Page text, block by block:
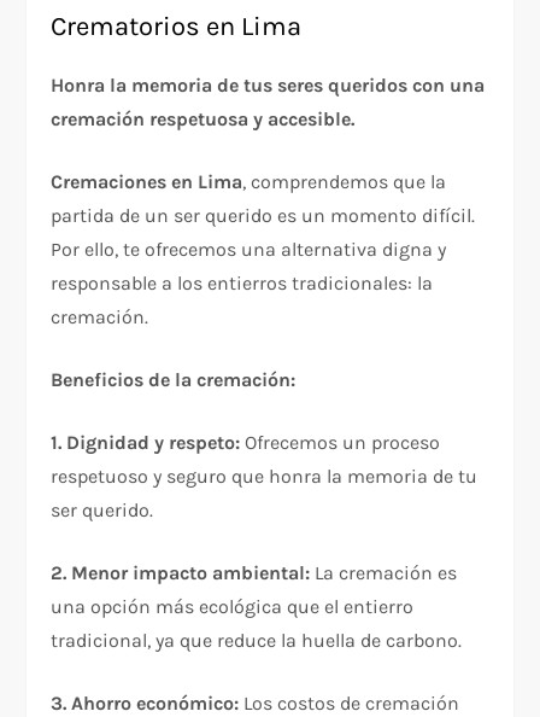
Crematorios en Lima
Honra la memoria de tus seres queridos con una
cremación respetuosa y accesible.
Cremaciones en Lima, comprendemos que la
partida de un ser querido es un momento difícil.
Por ello, te ofrecemos una alternativa digna y
responsable a los entierros tradicionales: la
cremación.
Beneficios de la cremación:
1. Dignidad y respeto: Ofrecemos un proceso
respetuoso y seguro que honra la memoria de tu
ser querido.
2. Menor impacto ambiental: La cremación es
una opción más ecológica que el entierro
tradicional, ya que reduce la huella de carbono.
3. Ahorro económico: Los costos de cremación